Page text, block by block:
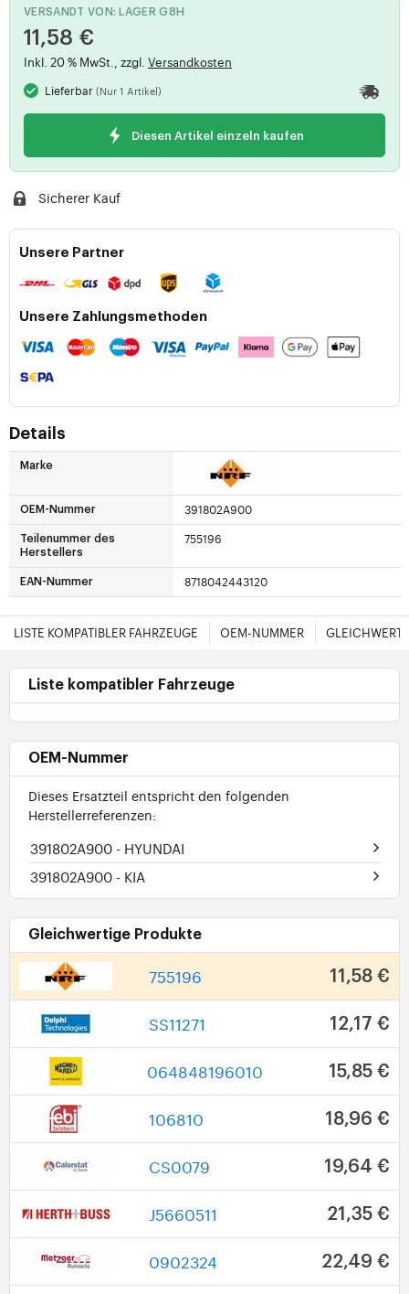
VERSANDT VON: LAGER G8H
11,58 €
Inkl. 20 % MwSt., zzgl. Versandkosten
Lieferbar(Nur 1 Artikel)
Diesen Artikel einzeln kaufen
Sicherer Kauf
Unsere Partner
Unsere Zahlungsmethoden
Details
Marke
OEM-Nummer 391802A900
Teilenummer des
Herstellers
755196
EAN-Nummer 8718042443120
LISTE KOMPATIBLER FAHRZEUGE OEM-NUMMER
Liste kompatibler Fahrzeuge
OEM-Nummer
Dieses Ersatzteil entspricht den folgenden
Herstellerreferenzen:
391802A900 - HYUNDAI
391802A900 - KIA
Gleichwertige Produkte
755196 11,58 €
SS11271 12,17 €
064848196010 15,85 €
106810 18,96 €
CS0079 19,64 €
J5660511 21,35 €
0902324 22,49 €